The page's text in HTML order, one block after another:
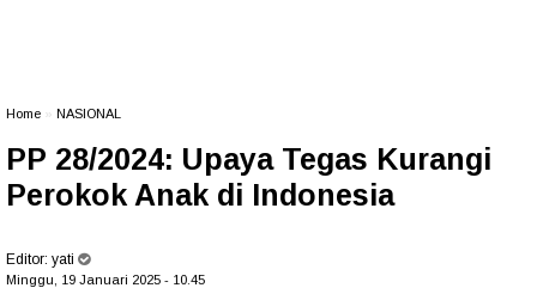
Home NASIONAL
PP 28/2024: Upaya Tegas Kurangi
Perokok Anak di Indonesia
Editor: yati
Minggu, 19 Januari 2025 - 10.45